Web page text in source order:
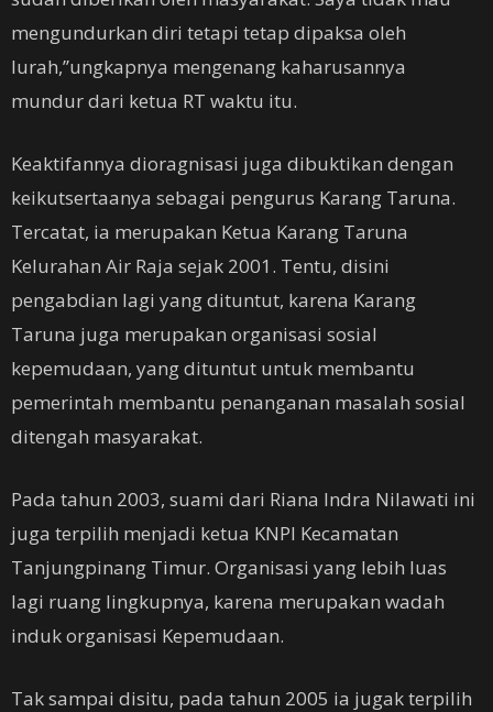
mengundurkan diri tetapi tetap dipaksa oleh
lurah,’’ungkapnya mengenang kaharusannya
mundur dari ketua RT waktu itu.
Keaktifannya dioragnisasi juga dibuktikan dengan
keikutsertaanya sebagai pengurus Karang Taruna.
Tercatat, ia merupakan Ketua Karang Taruna
Kelurahan Air Raja sejak 2001. Tentu, disini
pengabdian lagi yang dituntut, karena Karang
Taruna juga merupakan organisasi sosial
kepemudaan, yang dituntut untuk membantu
pemerintah membantu penanganan masalah sosial
ditengah masyarakat.
Pada tahun 2003, suami dari Riana Indra Nilawati ini
juga terpilih menjadi ketua KNPI Kecamatan
Tanjungpinang Timur. Organisasi yang lebih luas
lagi ruang lingkupnya, karena merupakan wadah
induk organisasi Kepemudaan.
Tak sampai disitu, pada tahun 2005 ia jugak terpilih